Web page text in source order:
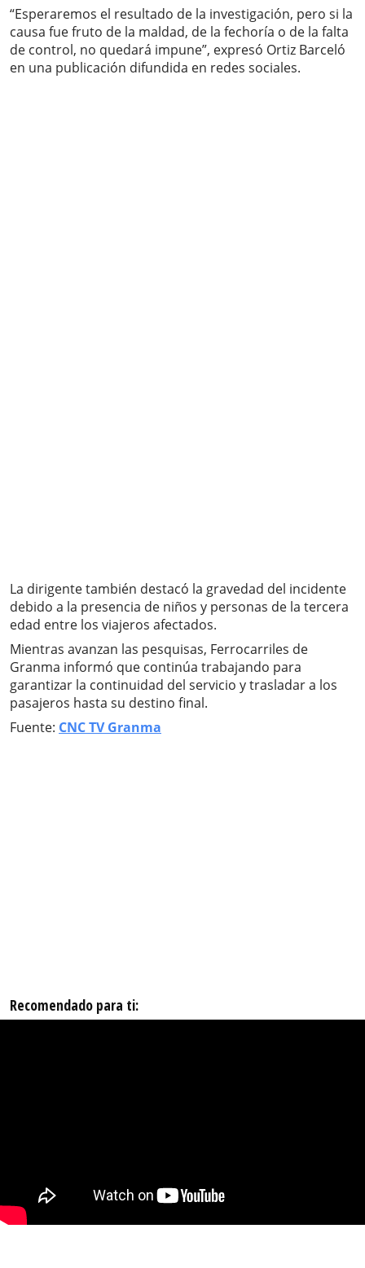
“Esperaremos el resultado de la investigación, pero si la
causa fue fruto de la maldad, de la fechoría o de la falta
de control, no quedará impune”, expresó Ortiz Barceló
en una publicación difundida en redes sociales.
La dirigente también destacó la gravedad del incidente
debido a la presencia de niños y personas de la tercera
edad entre los viajeros afectados.
Mientras avanzan las pesquisas, Ferrocarriles de
Granma informó que continúa trabajando para
garantizar la continuidad del servicio y trasladar a los
pasajeros hasta su destino final.
Fuente: CNC TV Granma
Recomendado para ti: